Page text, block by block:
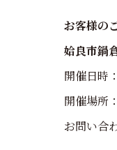
お客様の
姶良市鍋
開催日時
開催場
お問い合